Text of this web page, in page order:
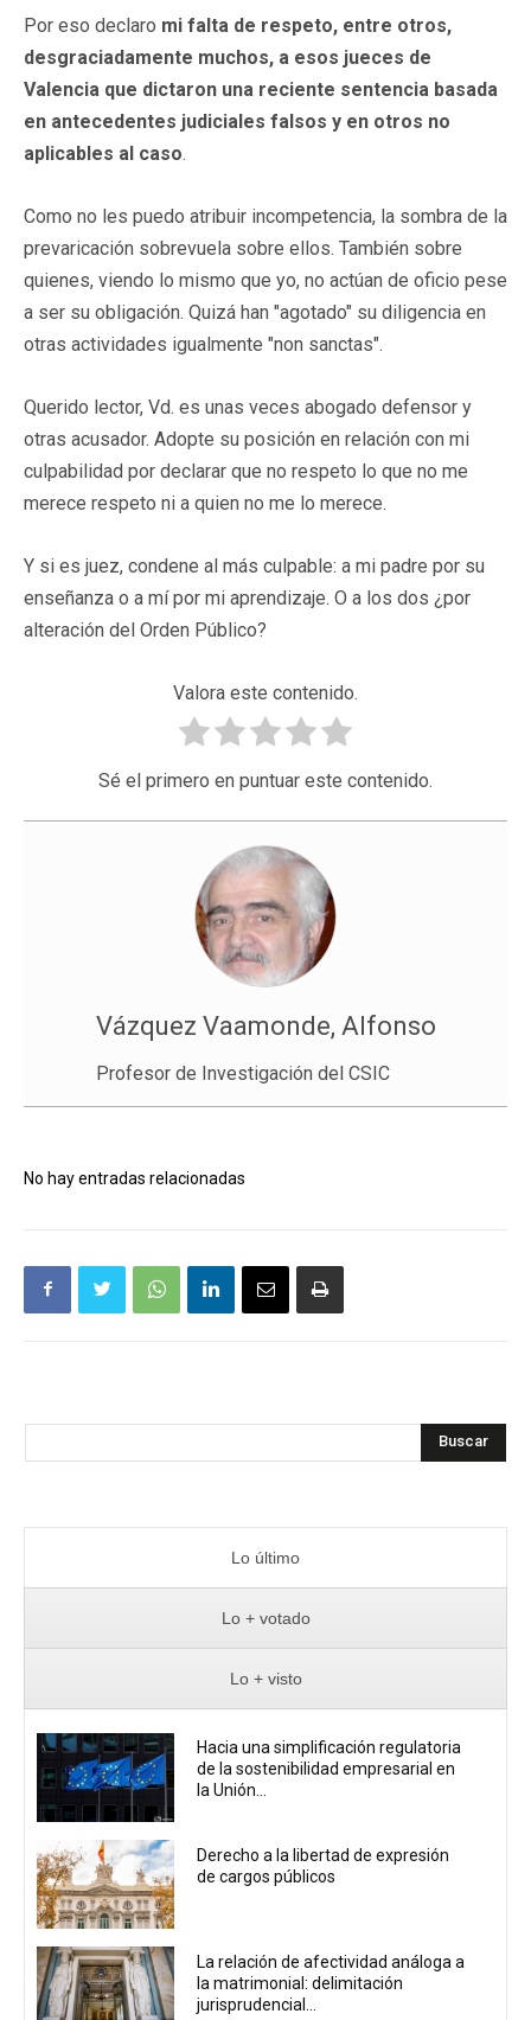
Por eso declaro mi falta de respeto, entre otros,
desgraciadamente muchos, a esos jueces de
Valencia que dictaron una reciente sentencia basada
en antecedentes judiciales falsos y en otros no
aplicables al caso.
Como no les puedo atribuir incompetencia, la sombra de la
prevaricación sobrevuela sobre ellos. También sobre
quienes, viendo lo mismo que yo, no actúan de oficio pese
a ser su obligación. Quizá han "agotado" su diligencia en
otras actividades igualmente "non sanctas".
Querido lector, Vd. es unas veces abogado defensor y
otras acusador. Adopte su posición en relación con mi
culpabilidad por declarar que no respeto lo que no me
merece respeto ni a quien no me lo merece.
Y si es juez, condene al más culpable: a mi padre por su
enseñanza o a mí por mi aprendizaje. O a los dos ¿por
alteración del Orden Público?
Valora este contenido.
Sé el primero en puntuar este contenido.
Vázquez Vaamonde, Alfonso
Profesor de Investigación del CSIC
No hay entradas relacionadas
Buscar
Lo último
Lo + votado
Lo + visto
Hacia una simplificación regulatoria
de la sostenibilidad empresarial en
la Unión...
Derecho a la libertad de expresión
de cargos públicos
La relación de afectividad análoga a
la matrimonial: delimitación
jurisprudencial...